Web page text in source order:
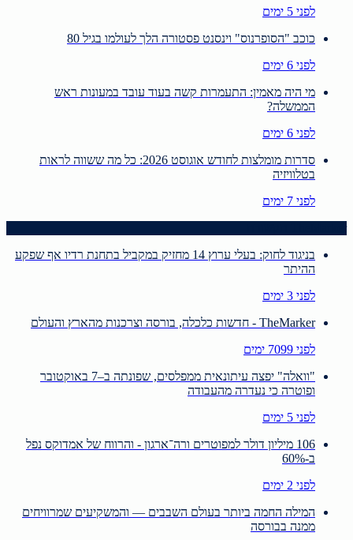
לפני 5 ימים
כוכב "הסופרנוס" וינסנט פסטורה הלך לעולמו בגיל 80
לפני 6 ימים
מי היה מאמין: התעמרות קשה בעוד עובד במעונות ראש
הממשלה?
לפני 6 ימים
סדרות מומלצות לחודש אוגוסט 2026: כל מה ששווה לראות
בטלוויזיה
לפני 7 ימים
בניגוד לחוק: בעלי ערוץ 14 מחזיק במקביל בתחנת רדיו אף שפקע
ההיתר
לפני 3 ימים
TheMarker - חדשות כלכלה, בורסה וצרכנות מהארץ והעולם
לפני 7099 ימים
"וואלה" יפצה עיתונאית ממפלסים, שפונתה ב–7 באוקטובר
ופוטרה כי נעדרה מהעבודה
לפני 5 ימים
106 מיליון דולר למפוטרים ורה־ארגון - והרווח של אמדוקס נפל
ב-60%
לפני 2 ימים
המילה החמה ביותר בעולם השבבים — והמשקיעים שמרוויחים
ממנה בבורסה